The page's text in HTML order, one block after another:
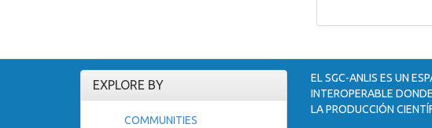
EXPLORE BY
COMMUNITIES
EL SGC-ANLIS ES UN
INTEROPERABLE
LA PRODUCCIÓN